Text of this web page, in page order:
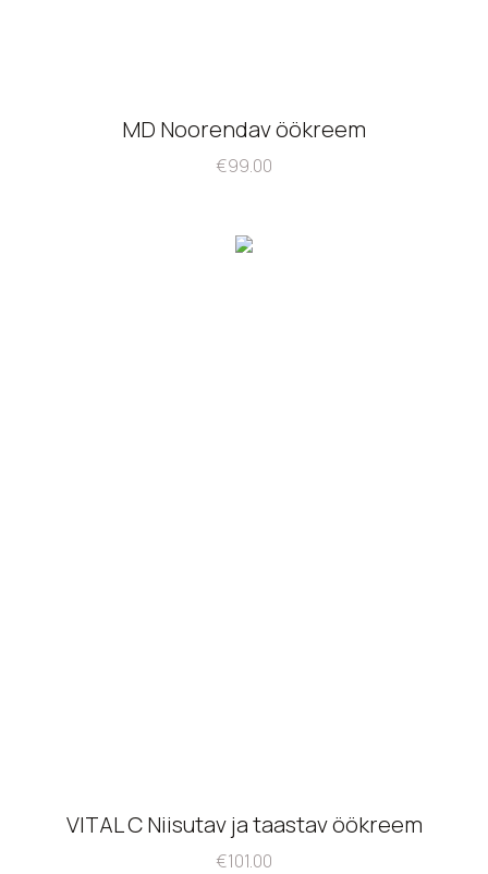
MD Noorendav öökreem
€99.00
VITAL C Niisutav ja taastav öökreem
€101.00